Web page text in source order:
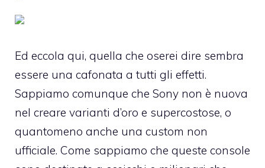
Ed eccola qui, quella che oserei dire sembra
essere una cafonata a tutti gli effetti.
Sappiamo comunque che Sony non è nuova
nel creare varianti d’oro e supercostose, o
quantomeno anche una custom non
ufficiale. Come sappiamo che queste console